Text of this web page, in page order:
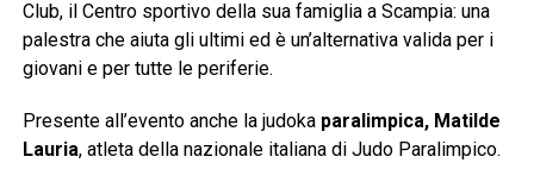
Club, il Centro sportivo della sua famiglia a Scampia: una
palestra che aiuta gli ultimi ed è un’alternativa valida per i
giovani e per tutte le periferie.
Presente all’evento anche la judoka paralimpica, Matilde
Lauria, atleta della nazionale italiana di Judo Paralimpico.